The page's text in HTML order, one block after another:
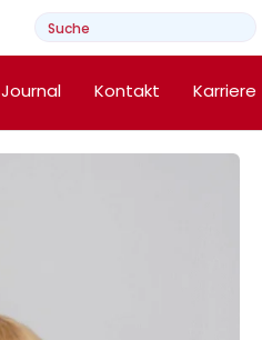
Journal Kontakt Karriere